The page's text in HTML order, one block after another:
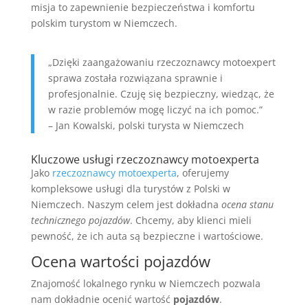
misja to zapewnienie bezpieczeństwa i komfortu
polskim turystom w Niemczech.
„Dzięki zaangażowaniu rzeczoznawcy motoexpert
sprawa została rozwiązana sprawnie i
profesjonalnie. Czuję się bezpieczny, wiedząc, że
w razie problemów mogę liczyć na ich pomoc.”
– Jan Kowalski, polski turysta w Niemczech
Kluczowe usługi rzeczoznawcy motoexperta
Jako rzeczoznawcy motoexperta, oferujemy
kompleksowe usługi dla turystów z Polski w
Niemczech. Naszym celem jest dokładna ocena stanu
technicznego pojazdów. Chcemy, aby klienci mieli
pewność, że ich auta są bezpieczne i wartościowe.
Ocena wartości pojazdów
Znajomość lokalnego rynku w Niemczech pozwala
nam dokładnie ocenić wartość pojazdów.